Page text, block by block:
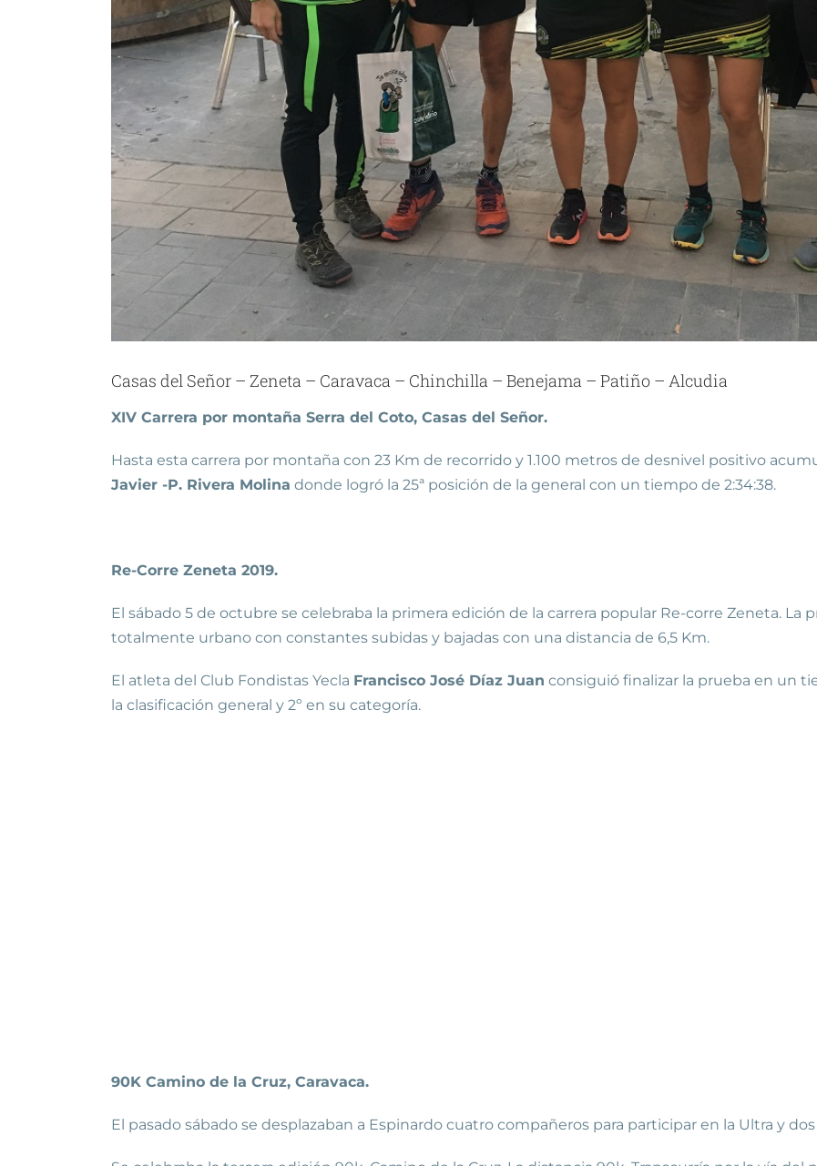
Casas del Señor – Zeneta – Caravaca – Chinchilla – Benejama – Patiño – Alcudia
XIV Carrera por montaña Serra del Coto, Casas del Señor.
Hasta esta carrera por montaña con 23 Km de recorrido y 1.100 metros de desnivel positivo
Javier -P. Rivera Molina donde logró la 25ª posición de la general con un tiempo de 2:34:38.
Re-Corre Zeneta 2019.
El sábado 5 de octubre se celebraba la primera edición de la carrera popular Re-corre Zeneta.
totalmente urbano con constantes subidas y bajadas con una distancia de 6,5 Km.
El atleta del Club Fondistas Yecla Francisco José Díaz Juan consiguió finalizar la prueba en un
la clasificación general y 2º en su categoría.
90K Camino de la Cruz, Caravaca.
El pasado sábado se desplazaban a Espinardo cuatro compañeros para participar en la Ultra y